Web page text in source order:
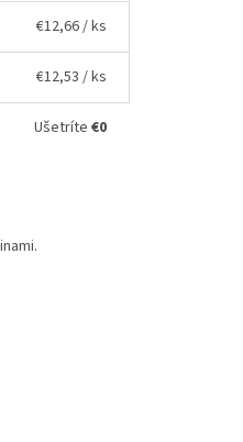
€12,66/ ks
€12,53 / ks
Ušetríte €0